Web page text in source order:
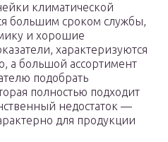
климатической
большим сроком службы,
и хорошие
характеризуются
а большой ассортимент
подобрать
полностью подходит
недостаток —
для продукции